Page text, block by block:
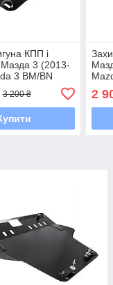
КПП і
Мазда 3 (2013-
3 BM/BN
3 200 ₴ 2